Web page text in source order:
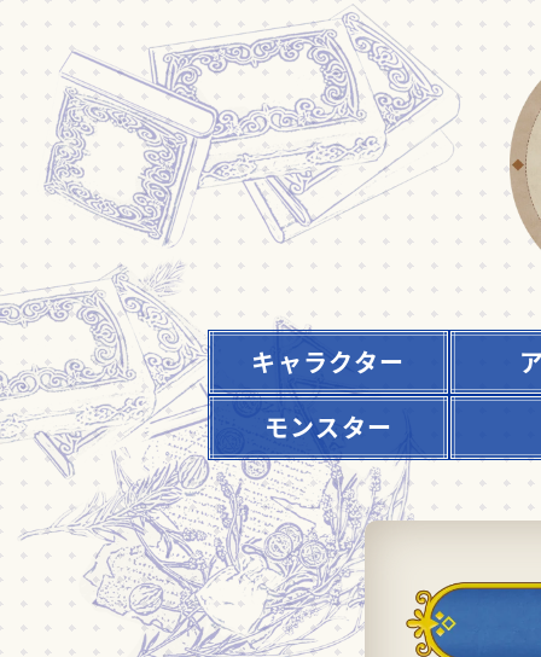
キャラクター
モンスター